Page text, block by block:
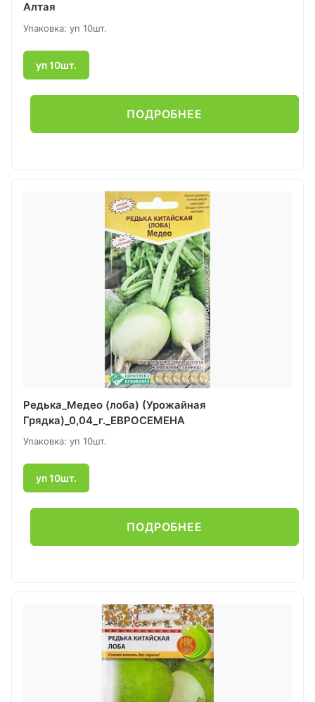
Алтая
Упаковка: уп 10шт.
уп 10шт.
ПОДРОБНЕЕ
Редька_Медео (лоба) (Урожайная
Грядка)_0,04_г._ЕВРОСЕМЕНА
Упаковка: уп 10шт.
уп 10шт.
ПОДРОБНЕЕ